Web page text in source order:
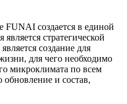
FUNAI создается в единой
стратегической
создание для
для чего необходимо
микроклимата по всем
обновление и состав,